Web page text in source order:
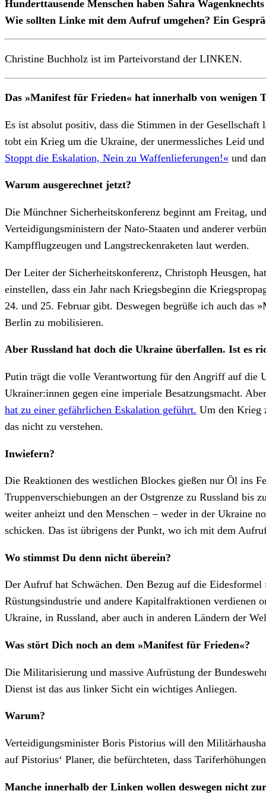
Hunderttausende Menschen haben Sahra
Wie sollten Linke mit dem Aufruf umgehen? Ein
Christine Buchholz ist im Parteivorstand der LINKEN.
Das »Manifest für Frieden« hat innerhalb von wenigen
Es ist absolut positiv, dass die Stimmen in der
tobt ein Krieg um die Ukraine, der unermessliches Leid
Stoppt die Eskalation, Nein zu Waffenlieferungen!« und
Warum ausgerechnet jetzt?
Die Münchner Sicherheitskonferenz beginnt am Freitag,
Verteidigungsministern der Nato-Staaten und anderer
Kampfflugzeugen und Langstreckenraketen laut werden.
Der Leiter der Sicherheitskonferenz, Christoph Heusgen,
einstellen, dass ein Jahr nach Kriegsbeginn die
24. und 25. Februar gibt. Deswegen begrüße ich auch das
Berlin zu mobilisieren.
Aber Russland hat doch die Ukraine überfallen. Ist es
Putin trägt die volle Verantwortung für den Angriff auf die
Ukrainer:innen gegen eine imperiale Besatzungsmacht.
hat zu einer gefährlichen Eskalation geführt. Um den Krieg
das nicht zu verstehen.
Inwiefern?
Die Reaktionen des westlichen Blockes gießen nur Öl ins
Truppenverschiebungen an der Ostgrenze zu Russland bis
weiter anheizt und den Menschen – weder in der Ukraine
schicken. Das ist übrigens der Punkt, wo ich mit dem
Wo stimmst Du denn nicht überein?
Der Aufruf hat Schwächen. Den Bezug auf die
Rüstungsindustrie und andere Kapitalfraktionen verdienen
Ukraine, in Russland, aber auch in anderen Ländern der
Was stört Dich noch an dem »Manifest für Frieden«?
Die Militarisierung und massive Aufrüstung der
Dienst ist das aus linker Sicht ein wichtiges Anliegen.
Warum?
Verteidigungsminister Boris Pistorius will den
auf Pistorius‘ Planer, die befürchteten, dass
Manche innerhalb der Linken wollen deswegen nicht